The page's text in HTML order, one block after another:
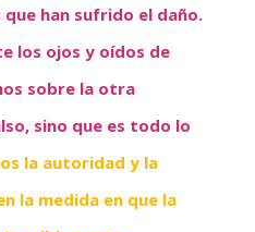
han sufrido el daño.
los ojos y oídos de
sobre la otra
sino que es todo lo
la autoridad y la
la medida en que la